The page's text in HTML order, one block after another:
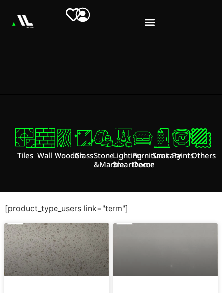
Tiles Wall WoodenGlassStone
&Marble
Lighting
Smarthome
Furnitures
Decor
SanitaryPaintsOthers
[product_type_users link="term"]